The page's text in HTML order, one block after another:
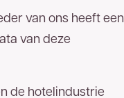
van ons heeft een
van deze
de hotelindustrie